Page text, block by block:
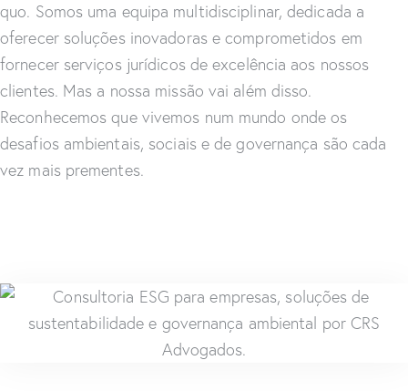
quo. Somos uma equipa multidisciplinar, dedicada a
oferecer soluções inovadoras e comprometidos em
fornecer serviços jurídicos de excelência aos nossos
clientes. Mas a nossa missão vai além disso.
Reconhecemos que vivemos num mundo onde os
desafios ambientais, sociais e de governança são cada
vez mais prementes.